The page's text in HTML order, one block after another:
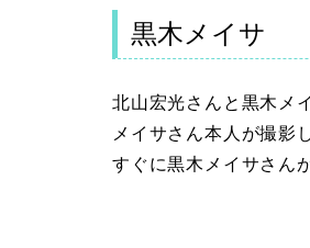
黒木メイサ
北山宏光さんと黒木メ
メイサさん本人が撮影
すぐに黒木メイサさん